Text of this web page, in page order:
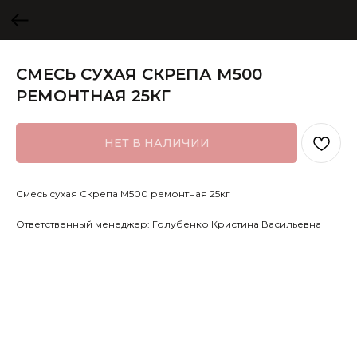
СМЕСЬ СУХАЯ СКРЕПА М500
РЕМОНТНАЯ 25КГ
НЕТ В НАЛИЧИИ
Смесь сухая Скрепа М500 ремонтная 25кг
Ответственный менеджер: Голубенко Кристина Васильевна